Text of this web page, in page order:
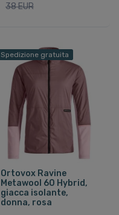
38 EUR
Spedizione gratuita
Ortovox Ravine
Metawool 60 Hybrid,
giacca isolante,
donna, rosa